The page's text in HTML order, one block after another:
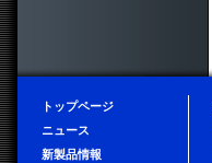
トップページ
ニュース
新製品情報